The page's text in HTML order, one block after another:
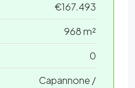
€167.493
968 m²
0
Capannone /